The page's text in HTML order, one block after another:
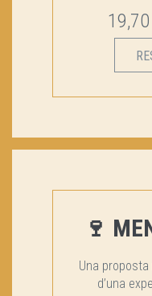
🍷
Una
d’una